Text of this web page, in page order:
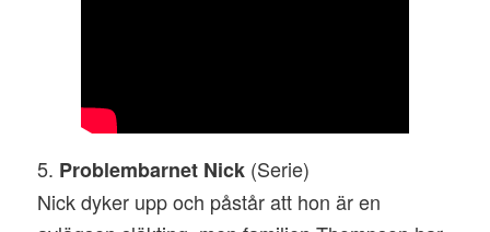
5. Problembarnet Nick (Serie)
Nick dyker upp och påstår att hon är en